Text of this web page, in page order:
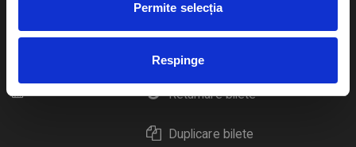
Permite selecția
Respinge
eBilet printat acasa
Livrare prin curier
Returnare bilete
Duplicare bilete
Cultura
Calendar